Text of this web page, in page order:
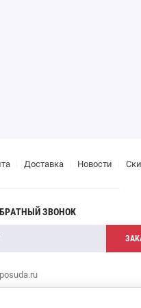
Доставка Новости
ЗВОНОК